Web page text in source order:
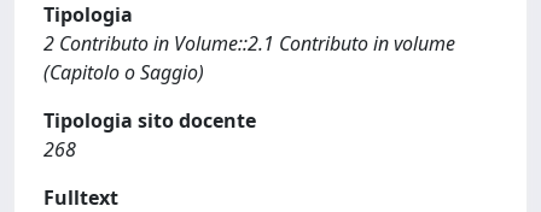
Tipologia
2 Contributo in Volume::2.1 Contributo in volume
(Capitolo o Saggio)
Tipologia sito docente
268
Fulltext